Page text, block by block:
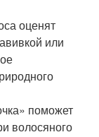
оценят
или
поможет
волосяного